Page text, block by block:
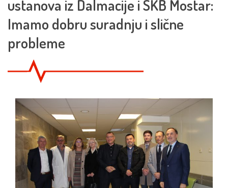
ustanova iz Dalmacije i SKB Mostar:
Imamo dobru suradnju i slične
probleme